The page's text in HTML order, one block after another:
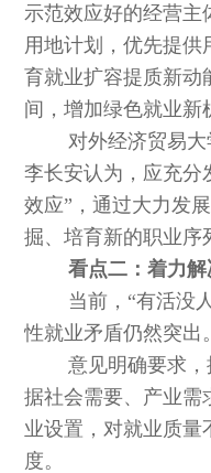
示范效应好的经营主
用地计划，优先提
育就业扩容提质新动
间，增加绿色就业新
对外经济贸易
李长安认为，应充分
效应”，通过大力发
掘、培育新的职业序
看点二：着力
当前，“有活没
性就业矛盾仍然突出。
意见明确要求
据社会需要、产业需
业设置，对就业质量
度。